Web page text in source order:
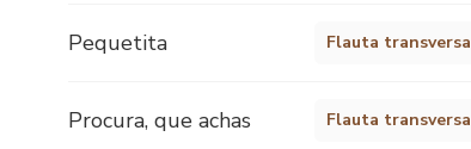
Pequetita Flauta transversa
Procura, que achas Flauta transversa